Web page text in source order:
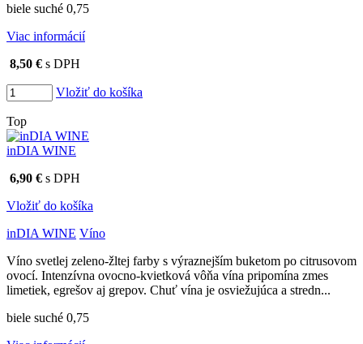
biele suché 0,75
Viac informácií
8,50 € s DPH
Vložiť do košíka
Top
inDIA WINE
6,90 € s DPH
Vložiť do košíka
inDIA WINE Víno
Víno svetlej zeleno-žltej farby s výraznejším buketom po citrusovom
ovocí. Intenzívna ovocno-kvietková vôňa vína pripomína zmes
limetiek, egrešov aj grepov. Chuť vína je osviežujúca a stredn...
biele suché 0,75